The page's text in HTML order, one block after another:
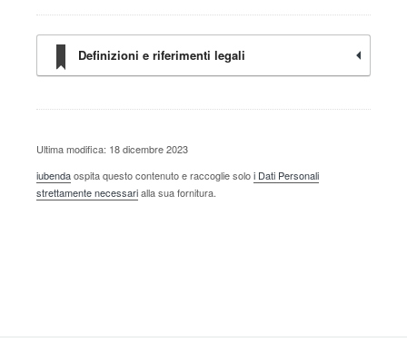
Definizioni e riferimenti legali
Ultima modifica: 18 dicembre 2023
iubendaospita questo contenuto e raccoglie soloi Dati Personali
strettamente necessarialla sua fornitura.